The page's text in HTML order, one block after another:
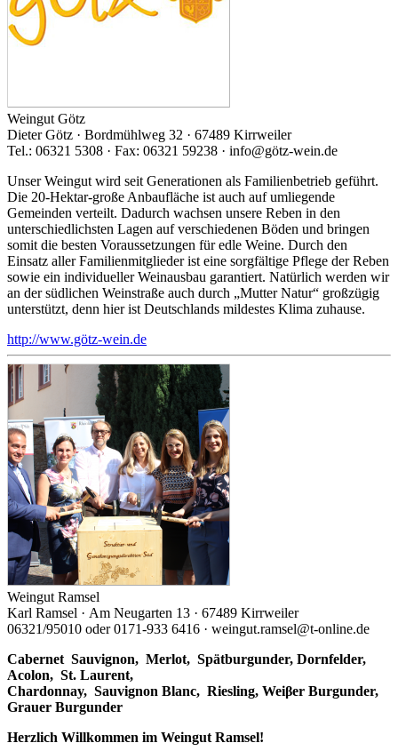
Weingut Götz
Dieter Götz · Bordmühlweg 32 · 67489 Kirrweiler
Tel.: 06321 5308 · Fax: 06321 59238 · info@götz-wein.de
Unser Weingut wird seit Generationen als Familienbetrieb geführt.
Die 20-Hektar-große Anbaufläche ist auch auf umliegende
Gemeinden verteilt. Dadurch wachsen unsere Reben in den
unterschiedlichsten Lagen auf verschiedenen Böden und bringen
somit die besten Voraussetzungen für edle Weine. Durch den
Einsatz aller Familienmitglieder ist eine sorgfältige Pflege der Reben
sowie ein individueller Weinausbau garantiert. Natürlich werden wir
an der südlichen Weinstraße auch durch „Mutter Natur“ großzügig
unterstützt, denn hier ist Deutschlands mildestes Klima zuhause.
http://www.götz-wein.de
Weingut Ramsel
Karl Ramsel · Am Neugarten 13 · 67489 Kirrweiler
06321/95010 oder 0171-933 6416 · weingut.ramsel@t-online.de
Cabernet Sauvignon, Merlot, Spätburgunder, Dornfelder,
Acolon, St. Laurent,
Chardonnay, Sauvignon Blanc, Riesling, Weiβer Burgunder,
Grauer Burgunder
Herzlich Willkommen im Weingut Ramsel!